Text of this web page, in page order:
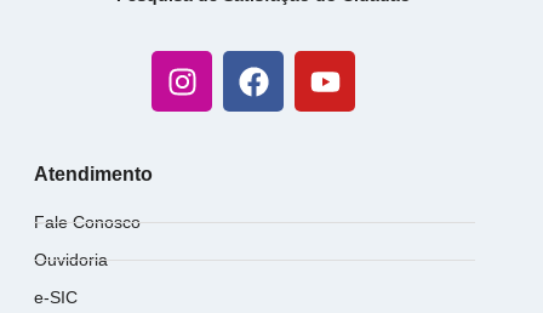
Atendimento
Fale Conosco
Ouvidoria
e-SIC